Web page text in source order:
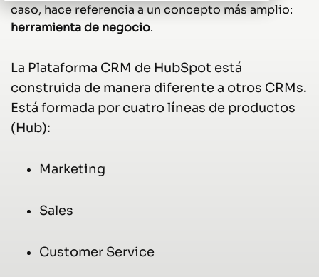
caso, hace referencia a un concepto más amplio:
herramienta de negocio.
La Plataforma CRM de HubSpot está
construida de manera diferente a otros CRMs.
Está formada por cuatro líneas de productos
(Hub):
Marketing
Sales
Customer Service